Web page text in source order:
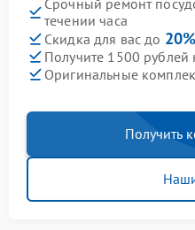
Срочный ремонт
течении часа
Скидка для вас до 20%
Получите 1500 рублей
Оригинальные
Получить